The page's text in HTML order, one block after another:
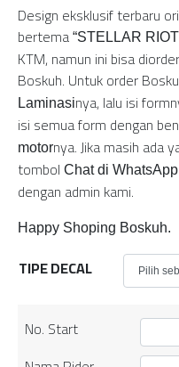
Design eksklusif terbaru
bertema “STELLAR RIOT
KTM, namun ini bisa
Boskuh. Untuk order
Laminasinya, lalu isi
isi semua form dengan
motornya. Jika masih ada
tombol Chat di WhatsApp
dengan admin kami.
Happy Shoping Boskuh.
TIPE DECAL
No. Start